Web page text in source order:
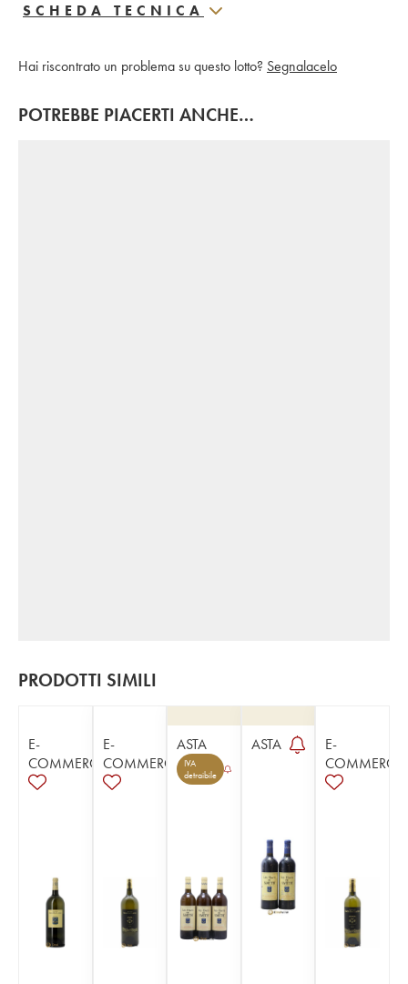
SCHEDA TECNICA
Hai riscontrato un problema su questo lotto? Segnalacelo
POTREBBE PIACERTI ANCHE…
PRODOTTI SIMILI
E-
COMMERCE
E-
COMMERCE
ASTA
IVA
detraibile
ASTA
E-
COMMERCE